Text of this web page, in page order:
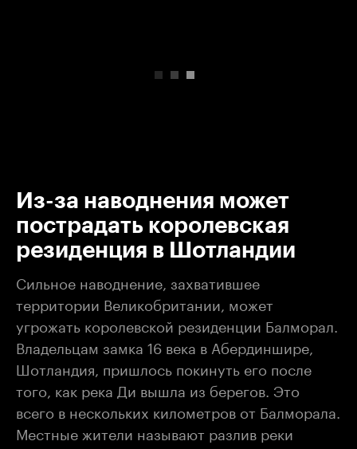
Из-за наводнения может
пострадать королевская
резиденция в Шотландии
Сильное наводнение, захватившее
территории Великобритании, может
угрожать королевской резиденции Балморал.
Владельцам замка 16 века в Абердиншире,
Шотландия, пришлось покинуть его после
того, как река Ди вышла из берегов. Это
всего в нескольких километров от Балморала.
Местные жители называют разлив реки